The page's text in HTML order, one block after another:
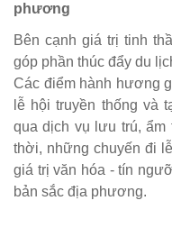
phương
Bên cạnh giá trị tinh
góp phần thúc đẩy du
Các điểm hành hương
lễ hội truyền thống và
qua dịch vụ lưu trú,
thời, những chuyến đi
giá trị văn hóa - tín
bản sắc địa phương.